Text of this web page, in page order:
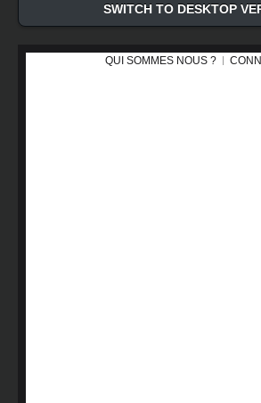
SWITCH TO DESKTOP
QUI SOMMES NOUS ?